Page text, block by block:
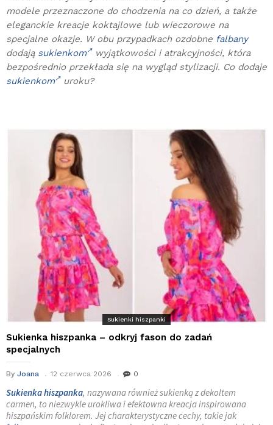
modele przeznaczone do chodzenia na co dzień, a także
eleganckie kreacje koktajlowe lub wieczorowe na
specjalne okazje. W obu przypadkach ozdobne falbany
dodają sukienkom wyjątkowości i atrakcyjności, która
bezpośrednio przekłada się na wygląd stylizacji. Co dodaje
sukienkom uroku?
Sukienki hiszpanki
Sukienka hiszpanka – odkryj fason do zadań
specjalnych
By Joana 12 czerwca 2026 0
Sukienka hiszpanka, nazywana również sukienką z dekoltem
carmen, to niezwykle urokliwa i efektowna kreacja inspirowana
hiszpańskim folklorem. Jej charakterystyczne cechy, takie jak